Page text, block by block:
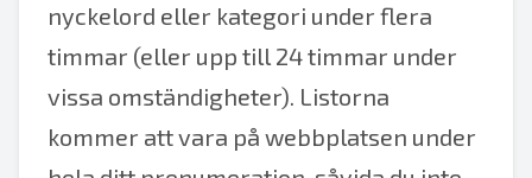
nyckelord eller kategori under flera
timmar (eller upp till 24 timmar under
vissa omständigheter). Listorna
kommer att vara på webbplatsen under